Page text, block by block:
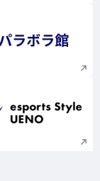
新規ウィンドウで
新規ウィンドウで